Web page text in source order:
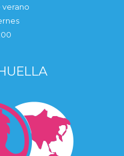
verano